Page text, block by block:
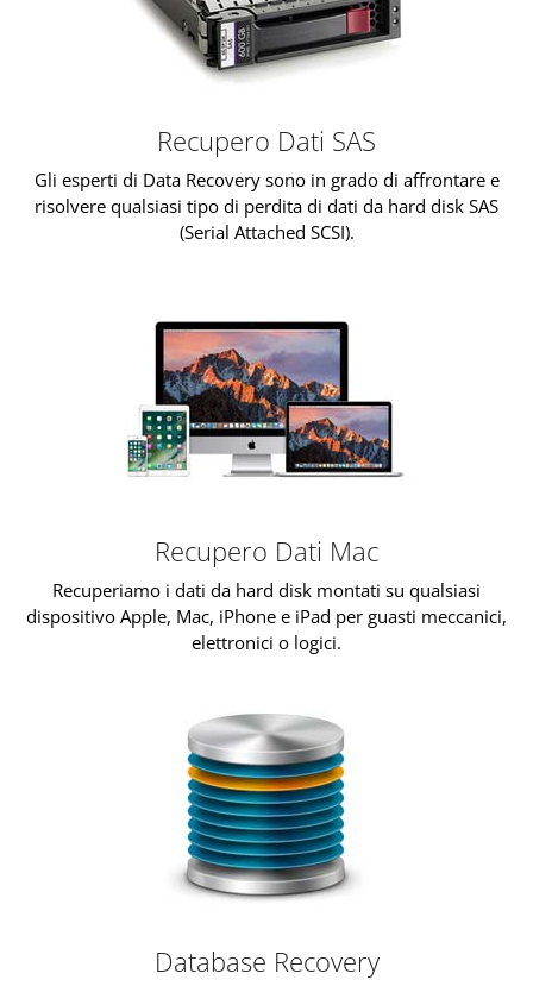
Recupero Dati SAS
Gli esperti di Data Recovery sono in grado di affrontare e
risolvere qualsiasi tipo di perdita di dati da hard disk SAS
(Serial Attached SCSI).
Recupero Dati Mac
Recuperiamo i dati da hard disk montati su qualsiasi
dispositivo Apple, Mac, iPhone e iPad per guasti meccanici,
elettronici o logici.
Database Recovery